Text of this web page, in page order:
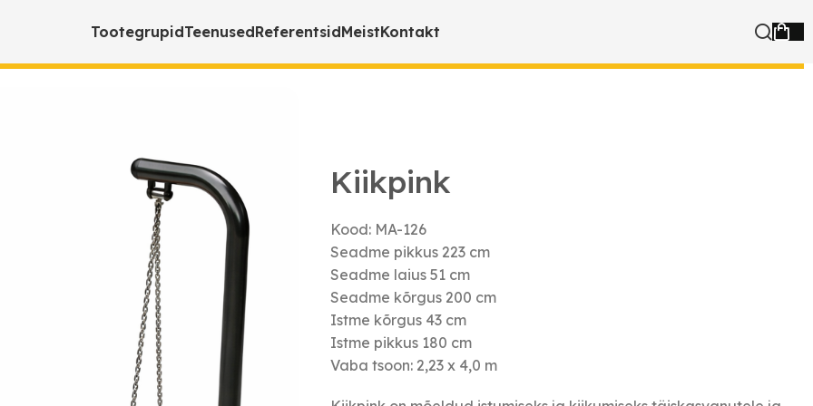
TootegrupidTeenusedReferentsidMeistKontakt
Kiikpink
Kood: MA-126
Seadme pikkus 223 cm
Seadme laius 51 cm
Seadme kõrgus 200 cm
Istme kõrgus 43 cm
Istme pikkus 180 cm
Vaba tsoon: 2,23 x 4,0 m